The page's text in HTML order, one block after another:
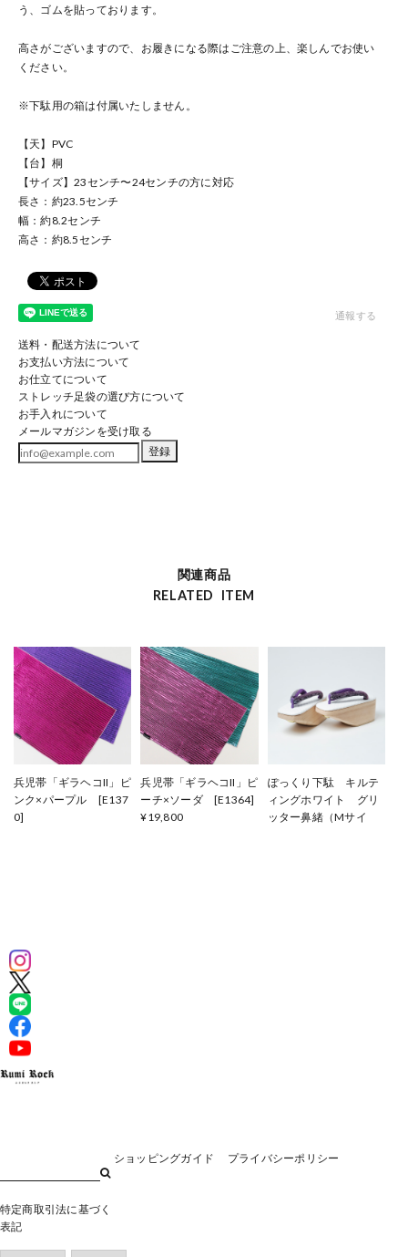
う、ゴムを貼っております。
高さがございますので、お履きになる際はご注意の上、楽しんでお使い
ください。
※下駄用の箱は付属いたしません。
【天】PVC
【台】桐
【サイズ】23センチ〜24センチの方に対応
長さ：約23.5センチ
幅：約8.2センチ
高さ：約8.5センチ
通報する
送料・配送方法について
お支払い方法について
お仕立てについて
ストレッチ足袋の選び方について
お手入れについて
メールマガジンを受け取る
登録
関連商品
RELATED ITEM
兵児帯「ギラヘコII」ピ
ンク×パープル [E137
0]
兵児帯「ギラヘコII」ピ
ーチ×ソーダ [E1364]
¥19,800
ぽっくり下駄 キルテ
ィングホワイト グリ
ッター鼻緒（Mサイ
ショッピングガイド プライバシーポリシー
特定商取引法に基づく
表記